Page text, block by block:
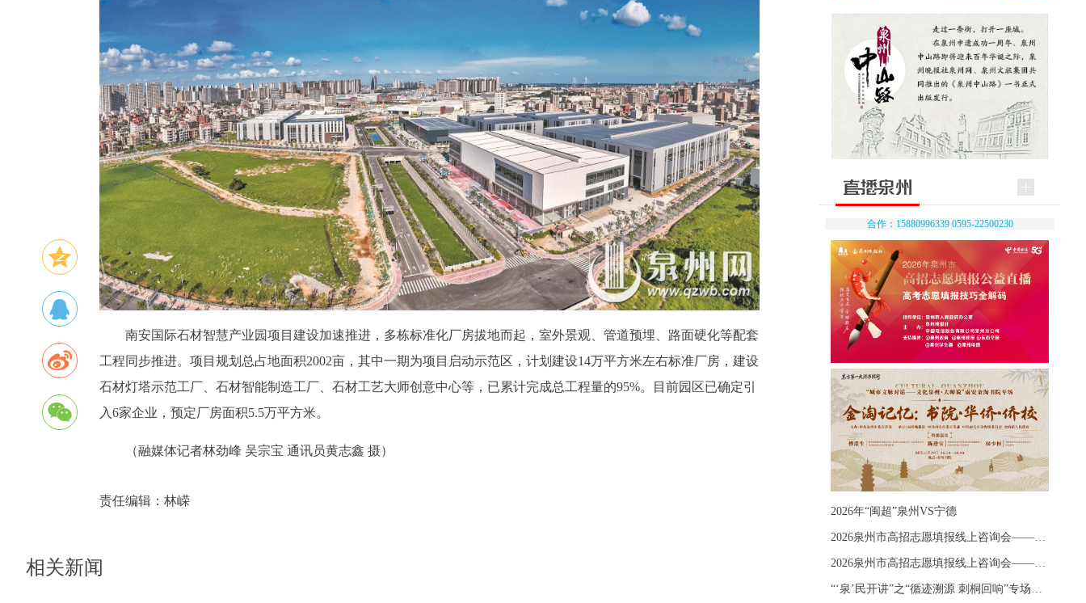
南安国际石材智慧产业园项目建设加速推进，多栋标准化厂房拔地而起，室外景观、管道预埋、路面硬化等配套
工程同步推进。项目规划总占地面积2002亩，其中一期为项目启动示范区，计划建设14万平方米左右标准厂房，建设
石材灯塔示范工厂、石材智能制造工厂、石材工艺大师创意中心等，已累计完成总工程量的95%。目前园区已确定引
入6家企业，预定厂房面积5.5万平方米。
（融媒体记者林劲峰 吴宗宝 通讯员黄志鑫 摄）
责任编辑： 林嵘
相关新闻
合作：15880996339 0595-22500230
2026年“闽超”泉州VS宁德